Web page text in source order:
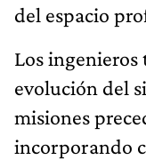
del espacio
Los ingenieros
evolución del
misiones
incorporando